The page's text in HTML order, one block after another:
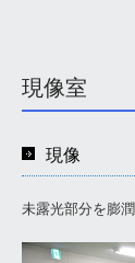
現像室
現像
未露光部分を膨